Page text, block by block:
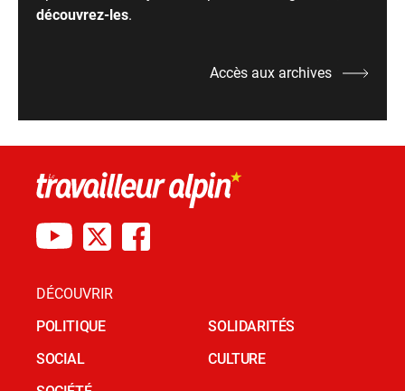
découvrez-les.
Accès aux archives
DÉCOUVRIR
POLITIQUE
SOCIAL
SOLIDARITÉS
CULTURE